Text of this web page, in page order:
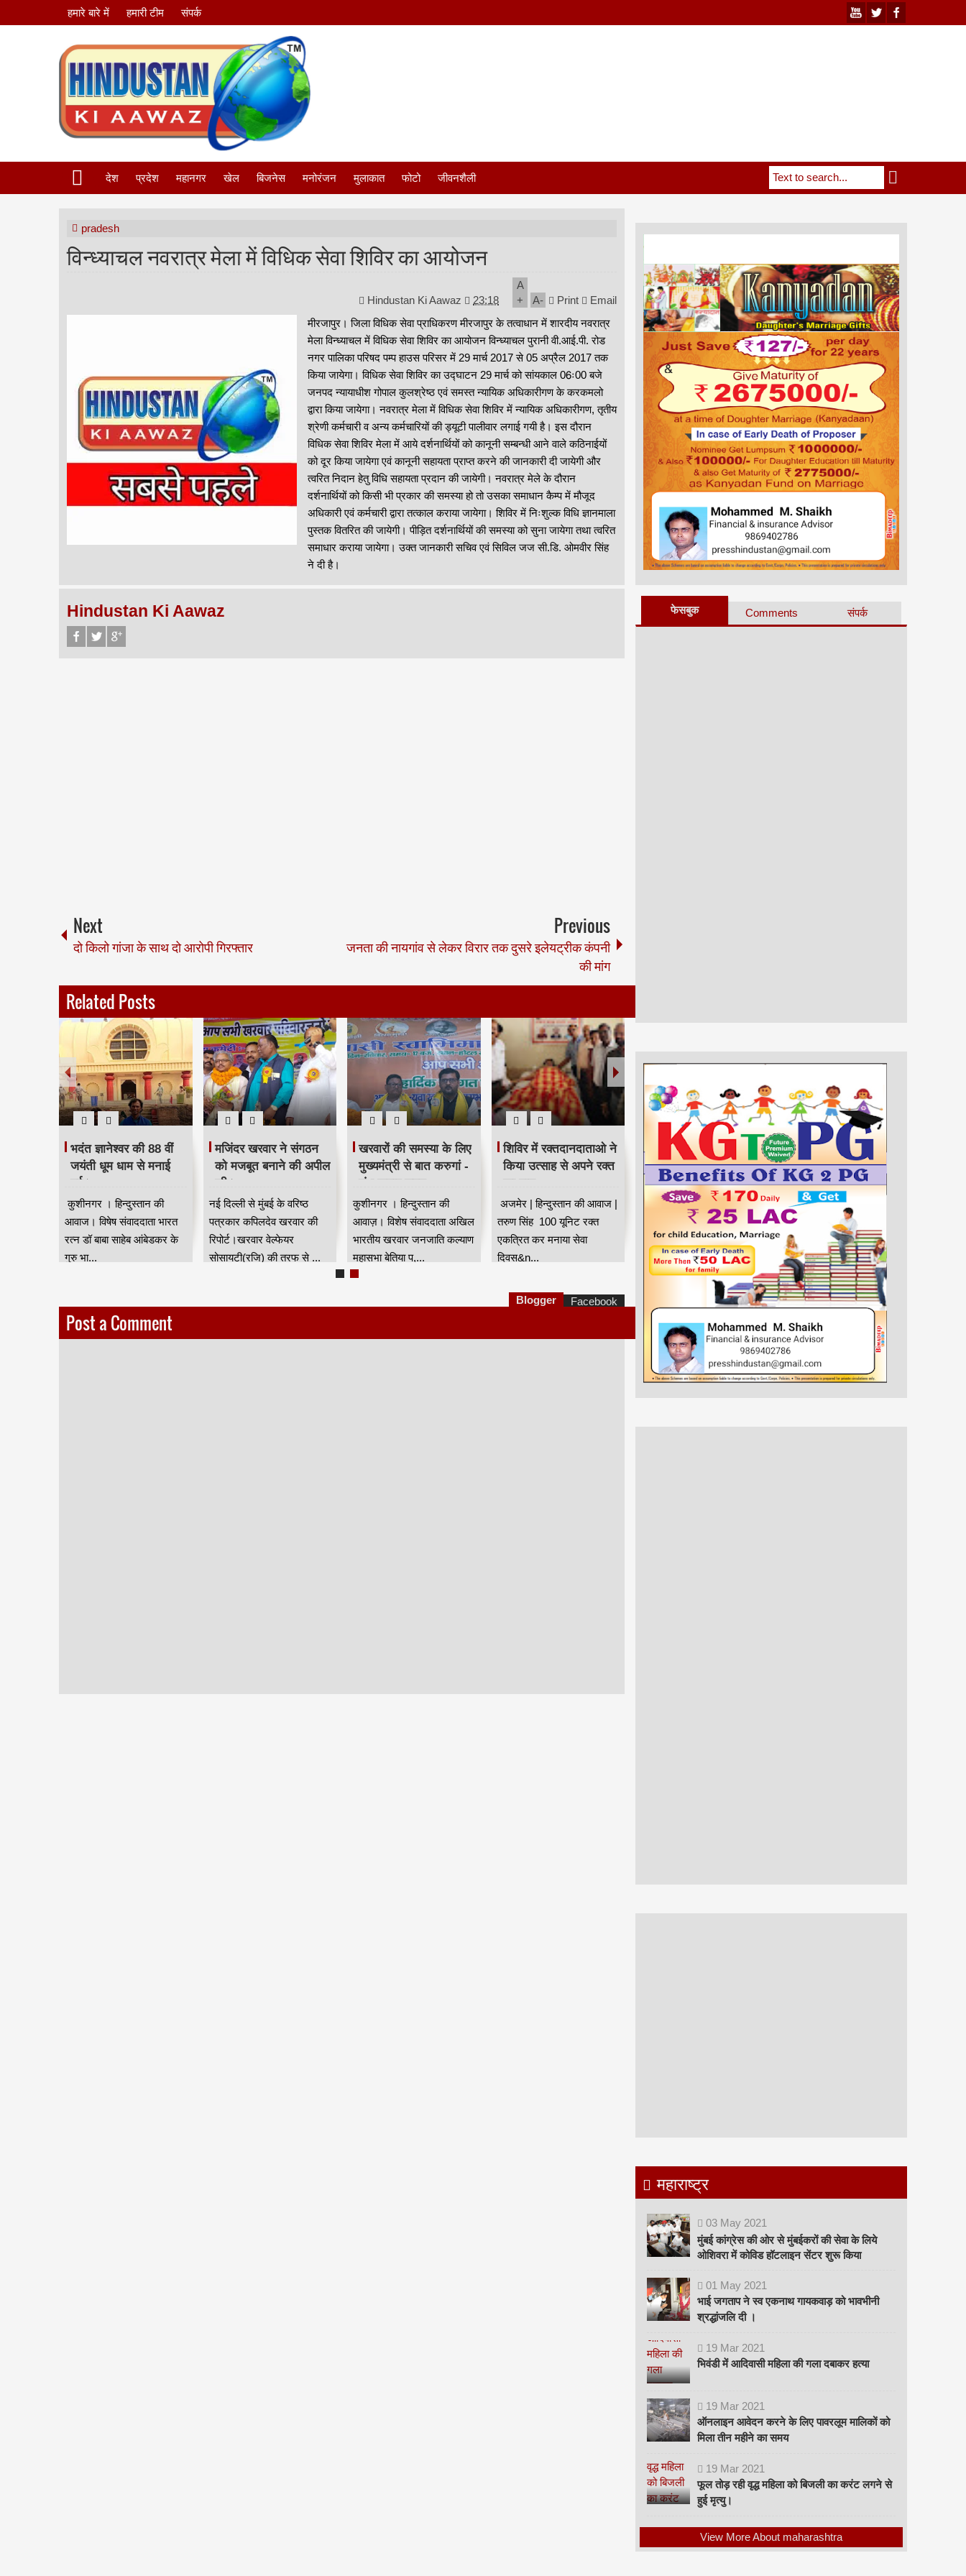
हमारे बारे में हमारी टीम संपर्क
देश प्रदेश महानगर खेल बिजनेस मनोरंजन मुलाकात फोटो जीवनशैली
pradesh
विन्ध्याचल नवरात्र मेला में विधिक सेवा शिविर का आयोजन
Hindustan Ki Aawaz 23:18
A
+
A- Print
Email
मीरजापुर। जिला विधिक सेवा प्राधिकरण मीरजापुर के तत्वाधान में शारदीय नवरात्र
मेला विन्ध्याचल में विधिक सेवा शिविर का आयोजन विन्ध्याचल पुरानी वी.आई.पी. रोड
नगर पालिका परिषद पम्प हाउस परिसर में 29 मार्च 2017 से 05 अप्रैल 2017 तक
किया जायेगा। विधिक सेवा शिविर का उद्घाटन 29 मार्च को सांयकाल 06ः00 बजे
जनपद न्यायाधीश गोपाल कुलश्रेष्ठ एवं समस्त न्यायिक अधिकारीगण के करकमलो
द्वारा किया जायेगा। नवरात्र मेला में विधिक सेवा शिविर में न्यायिक अधिकारीगण, तृतीय
श्रेणी कर्मचारी व अन्य कर्मचारियों की ड्यूटी पालीवार लगाई गयी है। इस दौरान
विधिक सेवा शिविर मेला में आये दर्शनार्थियों को कानूनी सम्बन्धी आने वाले कठिनाईयों
को दूर किया जायेगा एवं कानूनी सहायता प्राप्त करने की जानकारी दी जायेगी और
त्वरित निदान हेतु विधि सहायता प्रदान की जायेगी। नवरात्र मेले के दौरान
दर्शनार्थियों को किसी भी प्रकार की समस्या हो तो उसका समाधान कैम्प में मौजूद
अधिकारी एवं कर्मचारी द्वारा तत्काल कराया जायेगा। शिविर में निःशुल्क विधि ज्ञानमाला
पुस्तक वितरित की जायेगी। पीड़ित दर्शनार्थियों की समस्या को सुना जायेगा तथा त्वरित
समाधार कराया जायेगा। उक्त जानकारी सचिव एवं सिविल जज सी.डि. ओमवीर सिंह
ने दी है।
Hindustan Ki Aawaz
Next
दो किलो गांजा के साथ दो आरोपी गिरफ्तार
Previous
जनता की नायगांव से लेकर विरार तक दुसरे इलेयट्रीक कंपनी
की मांग
Related Posts
भदंत ज्ञानेश्वर की 88 वीं
जयंती धूम धाम से मनाई
गई।
कुशीनगर । हिन्दुस्तान की
आवाज। विषेष संवाददाता भारत
रत्न डॉ बाबा साहेब आंबेडकर के
गुरु भा...
मजिंदर खरवार ने संगठन
को मजबूत बनाने की अपील
की।
नई दिल्ली से मुंबई के वरिष्ठ
पत्रकार कपिलदेव खरवार की
रिपोर्ट।खरवार वेल्फेयर
सोसायटी(रजि) की तरफ से ...
खरवारों की समस्या के लिए
मुख्यमंत्री से बात करुगां -
शंभू कुमार सुमन
कुशीनगर । हिन्दुस्तान की
आवाज़। विशेष संवाददाता अखिल
भारतीय खरवार जनजाति कल्याण
महासभा बेतिया प,...
शिविर में रक्तदानदाताओ ने
किया उत्साह से अपने रक्त
का दान
अजमेर | हिन्दुस्तान की आवाज |
तरुण सिंह 100 यूनिट रक्त
एकत्रित कर मनाया सेवा
दिवस&n...
Post a Comment
Blogger Facebook
फेसबुक Comments संपर्क
महाराष्ट्र
03 May 2021
मुंबई कांग्रेस की ओर से मुंबईकरों की सेवा के लिये
ओशिवरा में कोविड हॉटलाइन सेंटर शुरू किया
01 May 2021
भाई जगताप ने स्व एकनाथ गायकवाड़ को भावभीनी
श्रद्धांजलि दी ।
19 Mar 2021
भिवंडी में आदिवासी महिला की गला दबाकर हत्या
19 Mar 2021
ऑनलाइन आवेदन करने के लिए पावरलूम मालिकों को
मिला तीन महीने का समय
19 Mar 2021
फूल तोड़ रही वृद्ध महिला को बिजली का करंट लगने से
हुई मृत्यु।
View More About maharashtra